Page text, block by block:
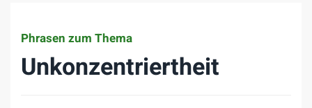
Phrasen zum Thema
Unkonzentriertheit